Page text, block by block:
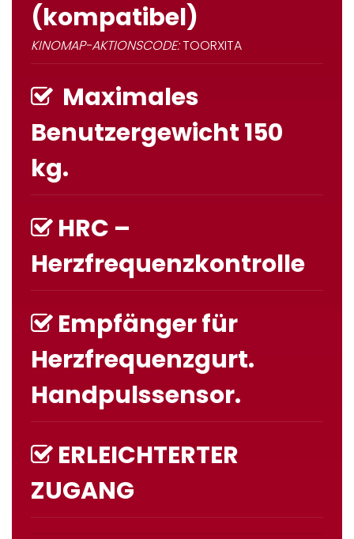
(kompatibel)
KINOMAP-AKTIONSCODE:TOORXITA
Maximales
Benutzergewicht 150
kg.
HRC –
Herzfrequenzkontrolle
Empfänger für
Herzfrequenzgurt.
Handpulssensor.
ERLEICHTERTER
ZUGANG